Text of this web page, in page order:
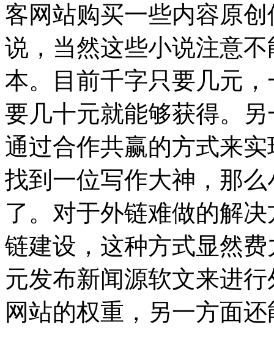
客网站购买一些内容原
说，当然这些小说注意
本。目前千字只要几元
要几十元就能够获得。
通过合作共赢的方式来
找到一位写作大神，那
了。 对于外链难做的解
链建设，这种方式显然
元发布新闻源软文来进
网站的权重，另一方面